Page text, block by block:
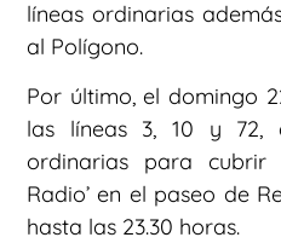
líneas ordinarias
al Polígono.
Por último, el domingo
las líneas 3, 10 y 72,
ordinarias para cubrir
Radio’ en el paseo de
hasta las 23.30 horas.